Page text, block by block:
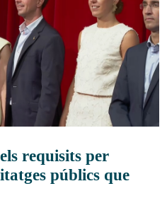
requisits per
públics que